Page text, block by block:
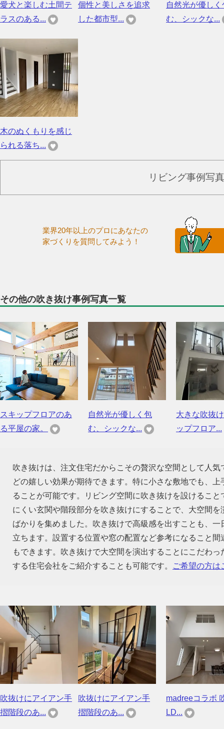
愛犬と楽しむ土間テ
ラスのある...
個性と美しさを追求
した都市型...
自然光が優しく
む、シックな...
木のぬくもりを感じ
られる落ち...
リビング事例写
業界20年以上のプロにあなたの
家づくりを質問してみよう！
その他の吹き抜け事例写真一覧
スキップフロアのあ
る平屋の家。
自然光が優しく包
む、シックな...
大きな吹抜
ップフロア...
吹き抜けは、注文住宅だからこその贅沢な空間として人
どの嬉しい効果が期待できます。特に小さな敷地でも、
ることが可能です。リビング空間に吹き抜けを設けるこ
にくい玄関や階段部分を吹き抜けにすることで、大空間
ばかりを集めました。吹き抜けで高級感を出すことも、
立ちます。設置する位置や窓の配置など参考になること
もできます。吹き抜けで大空間を演出することにこだわ
する住宅会社をご紹介することも可能です。
ご希望の方は
吹抜けにアイアン手
摺階段のあ...
吹抜けにアイアン手
摺階段のあ...
madreeコラボ
LD...